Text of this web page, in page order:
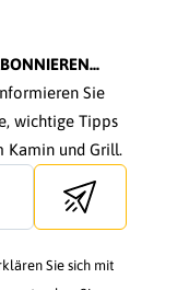
Sie
wichtige Tipps
Kamin und Grill.
Send newsletter
Sie sich mit